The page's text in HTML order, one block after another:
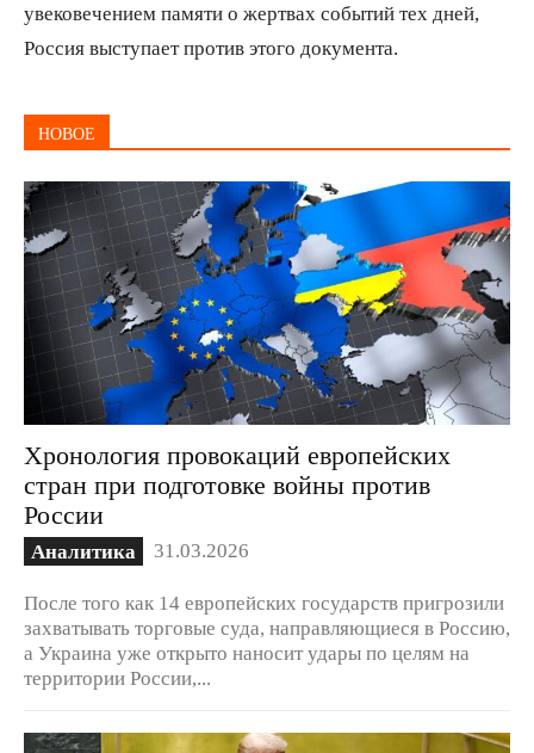
увековечением памяти о жертвах событий тех дней,
Россия выступает против этого документа.
НОВОЕ
Хронология провокаций европейских
стран при подготовке войны против
России
Аналитика 31.03.2026
После того как 14 европейских государств пригрозили
захватывать торговые суда, направляющиеся в Россию,
а Украина уже открыто наносит удары по целям на
территории России,...